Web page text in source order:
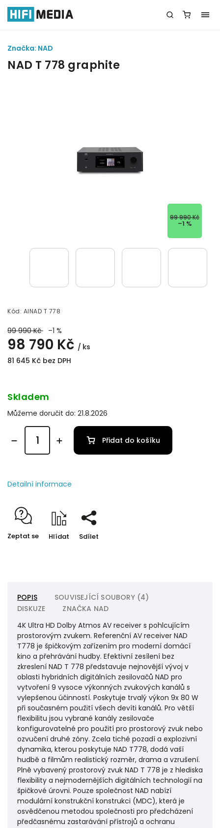
NAD T 778 graphite
99 990 Kč
–1 %
Kód: AINAD T 778
99 990 Kč –1 %
98 790 Kč / ks
81 645 Kč bez DPH
Značka: NAD
Skladem
Můžeme doručit do: 21.8.2026
Přidat do košíku
Detailní informace
Zeptat se Hlídat Sdílet
POPIS
SOUVISEJÍCÍ SOUBORY (4)
DISKUZE
ZNAČKA NAD
4K Ultra HD Dolby Atmos AV receiver s pohlcujícím
prostorovým zvukem. Referenční AV receiver NAD
T778 je špičkovým zařízením pro moderní domácí
kino a přehrávání hudby. Efektivní zesílení bez
zkreslení NAD T 778 představuje nejnovější vývoj v
oblasti hybridních digitálních zesilovačů NAD pro
vytvoření 9 vysoce výkonných zvukových kanálů s
vylepšenou účinností. Poskytuje trvalý výkon 9x 80 W
při současném použití všech devíti kanálů. Pro větší
flexibilitu jsou vybrané kanály zesilovače
konfigurovatelné pro použití pro prostorový zvuk nebo
ozvučení druhé zóny. Zcela tiché pozadí a explozivní
dynamika, kterou poskytuje NAD T778, dodá vaší
hudbě a filmům realistický rozměr, drama a vzrušení.
Plně vybavený prostorový zvuk NAD T 778 je z hlediska
flexibility a nejmodernějších digitálních technologií na
špičkové úrovni. Pouze společnost NAD nabízí
modulární konstrukční konstrukci (MDC), která je
osvědčenou metodou společnosti pro předcházení
předčasnému zastarávání přístrojů a ochranu